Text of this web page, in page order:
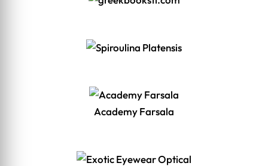
Academy Farsala